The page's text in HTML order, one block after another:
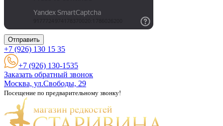
Отправить
+7 (926) 130 15 35
+7 (926) 130-1535
Заказать обратный звонок
Москва, ул.Свободы, 29
Посещение по предварительному звонку!